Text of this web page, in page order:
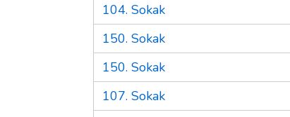
104. Sokak
150. Sokak
150. Sokak
107. Sokak